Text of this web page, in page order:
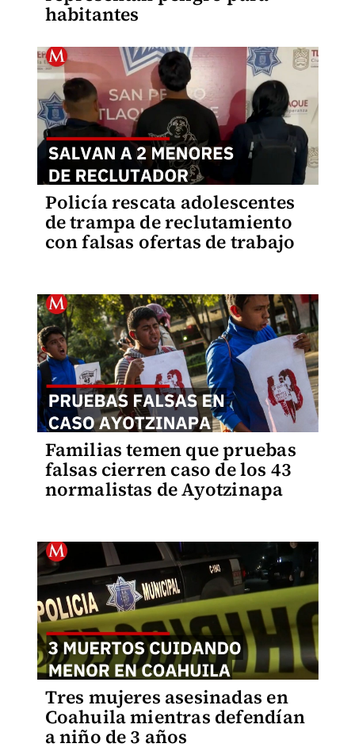
habitantes
Policía rescata adolescentes
de trampa de reclutamiento
con falsas ofertas de trabajo
Familias temen que pruebas
falsas cierren caso de los 43
normalistas de Ayotzinapa
Tres mujeres asesinadas en
Coahuila mientras defendían
a niño de 3 años